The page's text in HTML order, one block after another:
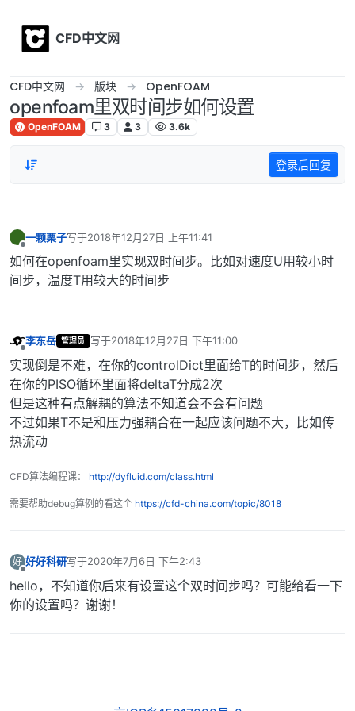
CFD中文网
CFD中文网 版块 OpenFOAM
openfoam里双时间步如何设置
OpenFOAM 3 3 3.6k
登录后回复
一
离线
一颗栗子写于2018年12月27日 上午11:41
最后由 编辑
如何在openfoam里实现双时间步。比如对速度U用较小时
间步，温度T用较大的时间步
李东岳 管理员 写于2018年12月27日 下午11:00
最后由 编辑
实现倒是不难，在你的controlDict里面给T的时间步，然后
在你的PISO循环里面将deltaT分成2次
但是这种有点解耦的算法不知道会不会有问题
不过如果T不是和压力强耦合在一起应该问题不大，比如传
热流动
CFD算法编程课： http://dyfluid.com/class.html
需要帮助debug算例的看这个 https://cfd-china.com/topic/8018
好 好好科研写于2020年7月6日 下午2:43
最后由 编辑
hello，不知道你后来有设置这个双时间步吗？可能给看一下
你的设置吗？谢谢！